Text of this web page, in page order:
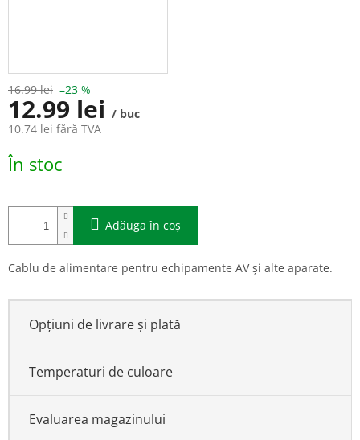
16.99 lei –23 %
12.99 lei / buc
10.74 lei fără TVA
Evaluare
preţ:
În stoc
Adăuga în coş
Cablu de alimentare pentru echipamente AV și alte aparate.
Opțiuni de livrare și plată
Temperaturi de culoare
Evaluarea magazinului